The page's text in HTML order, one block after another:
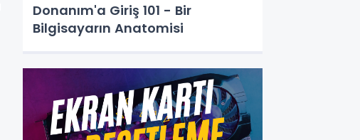
Donanım'a Giriş 101 - Bir
Bilgisayarın Anatomisi